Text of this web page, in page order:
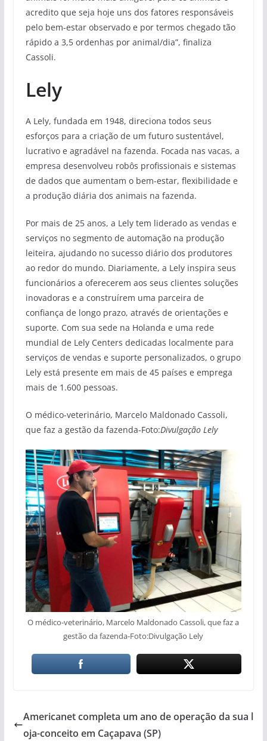
acredito que seja hoje uns dos fatores responsáveis
pelo bem-estar observado e por termos chegado tão
rápido a 3,5 ordenhas por animal/dia”, finaliza
Cassoli.
Lely
A Lely, fundada em 1948, direciona todos seus
esforços para a criação de um futuro sustentável,
lucrativo e agradável na fazenda. Focada nas vacas, a
empresa desenvolveu robôs profissionais e sistemas
de dados que aumentam o bem-estar, flexibilidade e
a produção diária dos animais na fazenda.
Por mais de 25 anos, a Lely tem liderado as vendas e
serviços no segmento de automação na produção
leiteira, ajudando no sucesso diário dos produtores
ao redor do mundo. Diariamente, a Lely inspira seus
funcionários a oferecerem aos seus clientes soluções
inovadoras e a construírem uma parceira de
confiança de longo prazo, através de orientações e
suporte. Com sua sede na Holanda e uma rede
mundial de Lely Centers dedicadas localmente para
serviços de vendas e suporte personalizados, o grupo
Lely está presente em mais de 45 países e emprega
mais de 1.600 pessoas.
O médico-veterinário, Marcelo Maldonado Cassoli,
que faz a gestão da fazenda-Foto:Divulgação Lely
O médico-veterinário, Marcelo Maldonado Cassoli, que faz a
gestão da fazenda-Foto:Divulgação Lely
Americanet completa um ano de operação da sua l
oja-conceito em Caçapava (SP)